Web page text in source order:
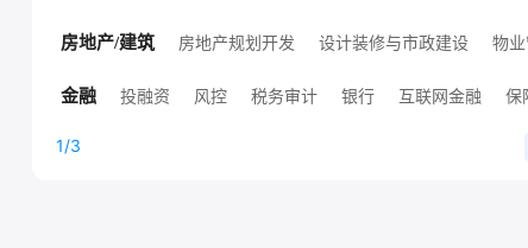
高端技术职位
人工智能 销售技术支持 其他技术职位
房地产/建筑 房地产规划开发 设计装修与市政建设
物
金融 投融资 风控 税务审计 银行 互联网金融
保
1/3